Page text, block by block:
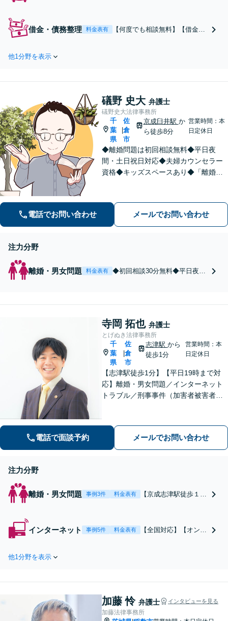
談から後遺障害申請、示談交渉までさ
せていただくことができます。交通事
借金・債務整理 料金表有
【何度でも相談無料】【借金問
を下げることも大事だと考え、
可能な限り安くすることにこだ
わります。
他1分野を表示
礒野 史大 弁護士
礒野史大法律事務所
千
葉
県
|
佐
倉
市
京成臼井駅 か
ら徒歩8分
営業時間：本
日定休日
◆離婚問題は初回相談無料◆平日夜
間・土日祝日対応◆夫婦カウンセラー
資格◆キッズスペースあり◆「離婚・
たい！」が私の信条。【京成臼井駅か
ら徒歩8分】【専用駐車場】
電話でお問い合わせ メールでお問い合わせ
注力分野
離婚・男女問題 料金表有
◆初回相談30分無料◆平日夜
費・親権・財産分与・慰謝料な
ど【京成臼井駅より徒歩8分】
完全個室／キッズスペース有
寺岡 拓也 弁護士
とげぬき法律事務所
千
葉
県
佐
倉
市
志津駅から
徒歩1分
営業時間：本
日定休日
【志津駅徒歩1分】【平日19時まで対
応】離婚・男女問題／インターネット
トラブル／刑事事件（加害者被害者含
ご相談ください【zoom面談可】【全国
相談対応】
電話で面談予約 メールでお問い合わせ
注力分野
離婚・男女問題 事例3件 料金表有
【京成志津駅徒歩１
談ください。相談から
インターネット 事例5件 料金表有
【全国対応】【オンラ
利用による意見照会書
認を。相談から事務手
続き、交渉や書面作成
他1分野を表示
加藤 怜 弁護士 インタビューを見る
加藤法律事務所